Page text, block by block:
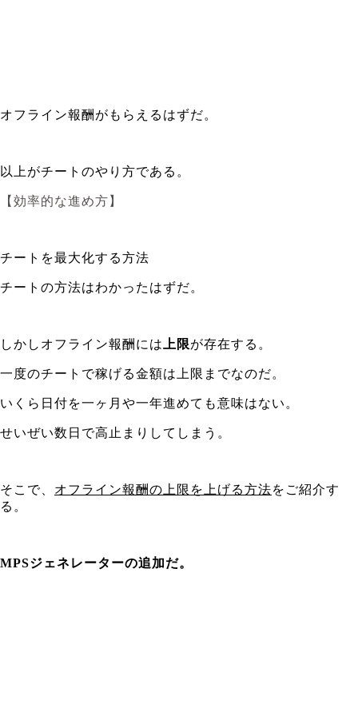
オフライン報酬がもらえるはずだ。
以上がチートのやり方である。
【効率的な進め方】
チートを最大化する方法
チートの方法はわかったはずだ。
しかしオフライン報酬には 上限が存在する。
一度のチートで稼げる金額は上限までなのだ。
いくら日付を一ヶ月や一年進めても意味はない。
せいぜい数日で高止まりしてしまう。
そこで、 オフライン報酬の上限を上げる方法をご紹介す
る。
MPSジェネレーターの追加だ。